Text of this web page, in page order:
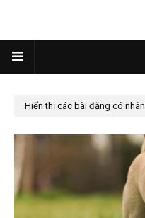
Hiển thị các bài đăng có nhãn